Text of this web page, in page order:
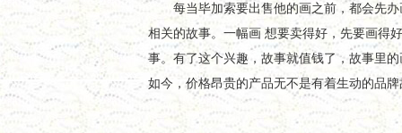
每当毕加索要出售他的画之前，都会先办
相关的故事。一幅画 想要卖得好，先要画得
事。有了这个兴趣，故事就值钱了，故事里
如今，价格昂贵的产品无不是有着生动的品